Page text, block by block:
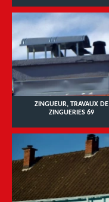
ZINGUEUR, TRAVAUX DE
ZINGUERIES 69